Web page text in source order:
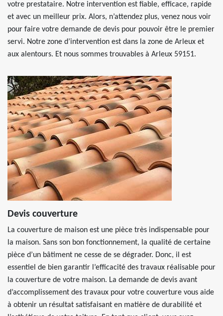
votre prestataire. Notre intervention est fiable, efficace, rapide
et avec un meilleur prix. Alors, n’attendez plus, venez nous voir
pour faire votre demande de devis pour pouvoir être le premier
servi. Notre zone d’intervention est dans la zone de Arleux et
aux alentours. Et nous sommes trouvables à Arleux 59151.
Devis couverture
La couverture de maison est une pièce très indispensable pour
la maison. Sans son bon fonctionnement, la qualité de certaine
pièce d’un bâtiment ne cesse de se dégrader. Donc, il est
essentiel de bien garantir l’efficacité des travaux réalisable pour
la couverture de votre maison. La demande de devis avant
d’accomplissement des travaux pour votre couverture vous aide
à obtenir un résultat satisfaisant en matière de durabilité et